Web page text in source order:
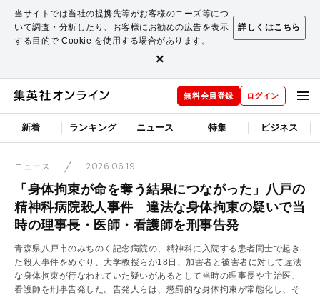
当サイトでは当社の提携先等がお客様のニーズ等につ
いて調査・分析したり、お客様にお勧めの広告を表示
する目的で Cookie を使用する場合があります。
詳しくはこちら
×
無料会員登録 ログイン
新着 ランキング ニュース 特集 ビジネス
ニュース 2026.06.19
「身体拘束が命を奪う結果につながった」八戸の
精神科病院殺人事件 違法な身体拘束の疑いで当
時の理事長・医師・看護師を刑事告発
青森県八戸市のみちのく記念病院の、精神科に入院する患者同士で起き
た殺人事件をめぐり、大学教授らが18日、加害者と被害者に対して違法
な身体拘束が行なわれていた疑いがあるとして当時の理事長や主治医、
看護師を刑事告発した。告発人らは、懲罰的な身体拘束が常態化し、そ